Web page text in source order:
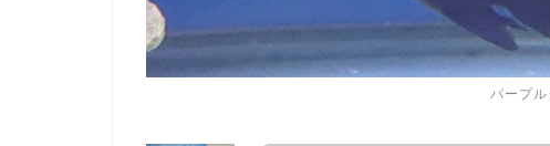
パープル